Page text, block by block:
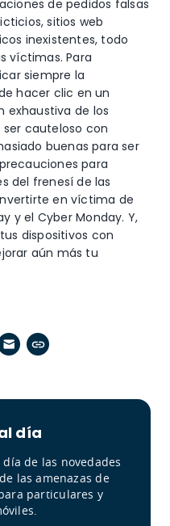
de pedidos falsas
sitios web
inexistentes, todo
víctimas. Para
siempre la
hacer clic en un
exhaustiva de los
cauteloso con
buenas para ser
para
del frenesí de las
en víctima de
y el Cyber Monday. Y,
dispositivos con
aún más tu
día
de las novedades
las amenazas de
particulares y